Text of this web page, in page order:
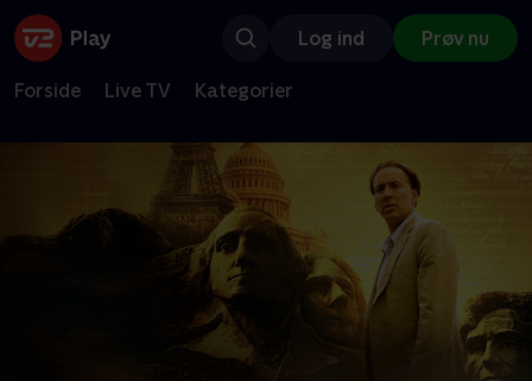
Log ind Prøv nu
Forside Live TV Kategorier